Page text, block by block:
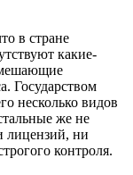
в стране
какие-
Государством
несколько видов
же не
лицензий, ни
контроля.